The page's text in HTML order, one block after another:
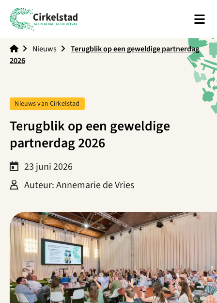
Menu
Nieuws
Terugblik op een geweldige partnerdag
2026
Terugblik op een geweldige
partnerdag 2026
Tag:
Nieuws van Cirkelstad
23 juni 2026
Auteur: Annemarie de Vries